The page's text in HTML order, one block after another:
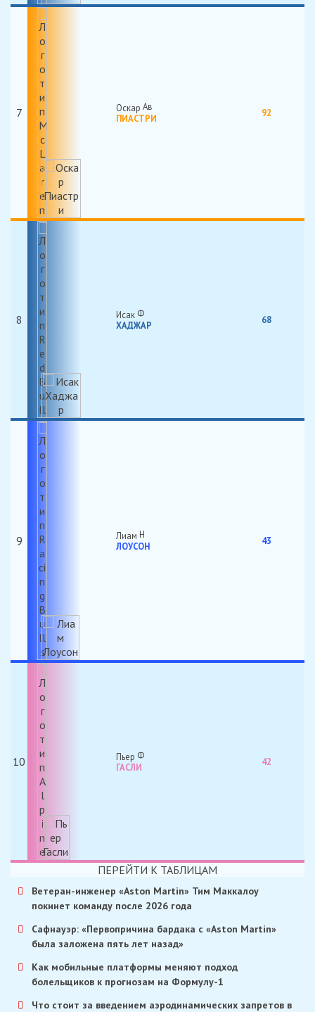
7
Оскар
ПИАСТРИ
92
8
Исак
ХАДЖАР
68
9
Лиам
ЛОУСОН
43
10
Пьер
ГАСЛИ
42
ПЕРЕЙТИ К ТАБЛИЦАМ
Ветеран-инженер «Aston Martin» Тим Маккалоу
покинет команду после 2026 года
Сафнауэр: «Первопричина бардака с «Aston Martin»
была заложена пять лет назад»
Как мобильные платформы меняют подход
болельщиков к прогнозам на Формулу-1
Что стоит за введением аэродинамических запретов в